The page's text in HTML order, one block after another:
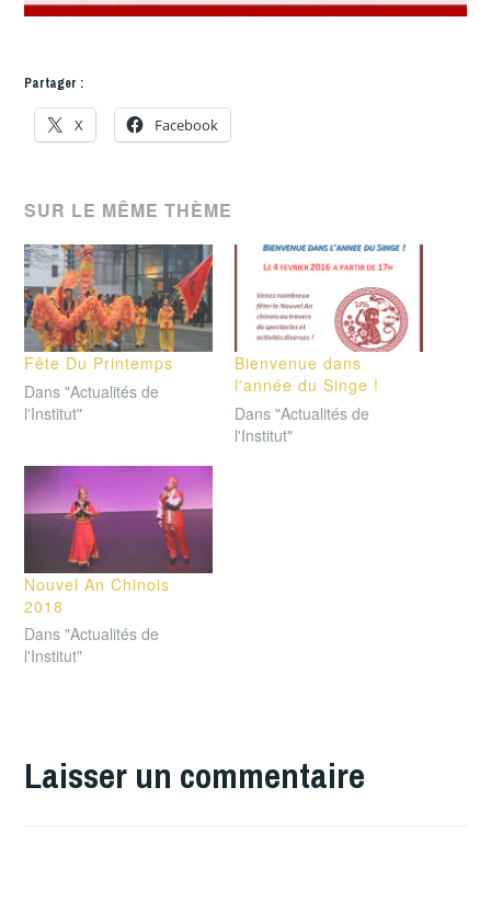
Partager :
X Facebook
SUR LE MÊME THÈME
Fête Du Printemps
Dans "Actualités de
l'Institut"
Bienvenue dans
l'année du Singe !
Dans "Actualités de
l'Institut"
Nouvel An Chinois
2018
Dans "Actualités de
l'Institut"
Laisser un commentaire